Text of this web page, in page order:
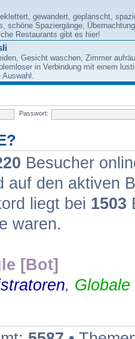
gewandert, geplanscht,
schöne Spaziergänge,
Restaurants gibt es hier!
Gesicht waschen, Zimmer
in Verbindung mit einem
Passwort:
Besucher
auf den aktiven
liegt bei 1503
waren.
[Bot]
,